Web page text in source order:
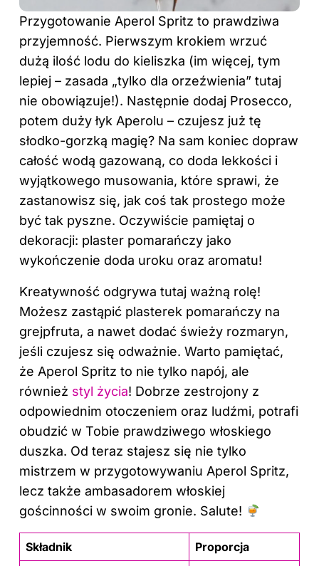
Przygotowanie Aperol Spritz to prawdziwa
przyjemność. Pierwszym krokiem wrzuć
dużą ilość lodu do kieliszka (im więcej, tym
lepiej – zasada „tylko dla orzeźwienia” tutaj
nie obowiązuje!). Następnie dodaj Prosecco,
potem duży łyk Aperolu – czujesz już tę
słodko-gorzką magię? Na sam koniec dopraw
całość wodą gazowaną, co doda lekkości i
wyjątkowego musowania, które sprawi, że
zastanowisz się, jak coś tak prostego może
być tak pyszne. Oczywiście pamiętaj o
dekoracji: plaster pomarańczy jako
wykończenie doda uroku oraz aromatu!
Kreatywność odgrywa tutaj ważną rolę!
Możesz zastąpić plasterek pomarańczy na
grejpfruta, a nawet dodać świeży rozmaryn,
jeśli czujesz się odważnie. Warto pamiętać,
że Aperol Spritz to nie tylko napój, ale
również styl życia! Dobrze zestrojony z
odpowiednim otoczeniem oraz ludźmi, potrafi
obudzić w Tobie prawdziwego włoskiego
duszka. Od teraz stajesz się nie tylko
mistrzem w przygotowywaniu Aperol Spritz,
lecz także ambasadorem włoskiej
gościnności w swoim gronie. Salute!
Składnik
Proporcja